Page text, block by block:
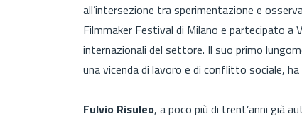
all’intersezione tra sperimentazione e
Filmmaker Festival di Milano e partecipato
internazionali del settore. Il suo primo
una vicenda di lavoro e di conflitto sociale,
Fulvio Risuleo, a poco più di trent’anni già